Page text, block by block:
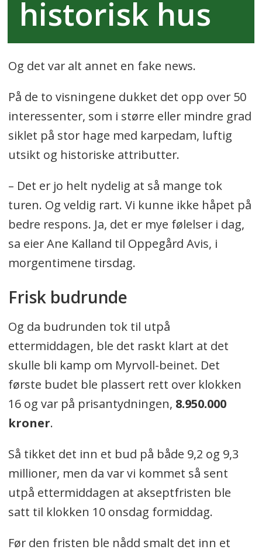
historisk hus
Og det var alt annet en fake news.
På de to visningene dukket det opp over 50
interessenter, som i større eller mindre grad
siklet på stor hage med karpedam, luftig
utsikt og historiske attributter.
– Det er jo helt nydelig at så mange tok
turen. Og veldig rart. Vi kunne ikke håpet på
bedre respons. Ja, det er mye følelser i dag,
sa eier Ane Kalland til Oppegård Avis, i
morgentimene tirsdag.
Frisk budrunde
Og da budrunden tok til utpå
ettermiddagen, ble det raskt klart at det
skulle bli kamp om Myrvoll-beinet. Det
første budet ble plassert rett over klokken
16 og var på prisantydningen, 8.950.000
kroner.
Så tikket det inn et bud på både 9,2 og 9,3
millioner, men da var vi kommet så sent
utpå ettermiddagen at akseptfristen ble
satt til klokken 10 onsdag formiddag.
Før den fristen ble nådd smalt det inn et